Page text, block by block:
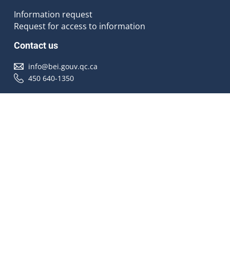
Information request
Request for access to information
Contact us
info@bei.gouv.qc.ca
450 640-1350